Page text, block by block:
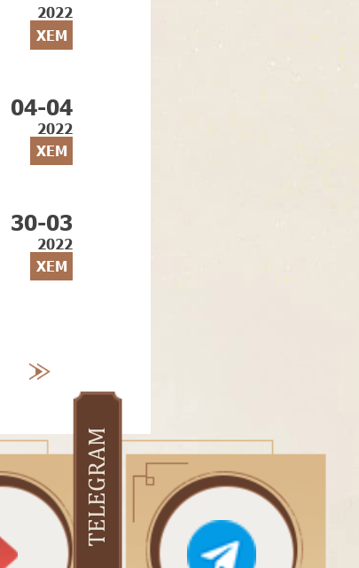
2022
XEM
04-04
2022
XEM
30-03
2022
XEM
TELEGRAM